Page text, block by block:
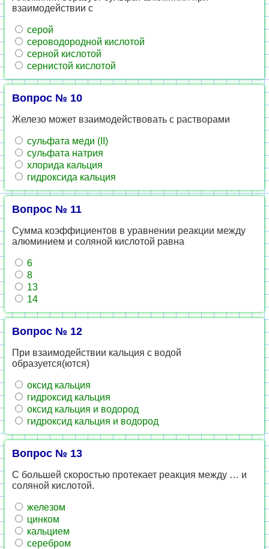
взаимодействии с
серой
сероводородной кислотой
серной кислотой
сернистой кислотой
Вопрос № 10
Железо может взаимодействовать с растворами
сульфата меди (II)
сульфата натрия
хлорида кальция
гидроксида кальция
Вопрос № 11
Сумма коэффициентов в уравнении реакции между
алюминием и соляной кислотой равна
6
8
13
14
Вопрос № 12
При взаимодействии кальция с водой
образуется(ются)
оксид кальция
гидроксид кальция
оксид кальция и водород
гидроксид кальция и водород
Вопрос № 13
С большей скоростью протекает реакция между … и
соляной кислотой.
железом
цинком
кальцием
серебром